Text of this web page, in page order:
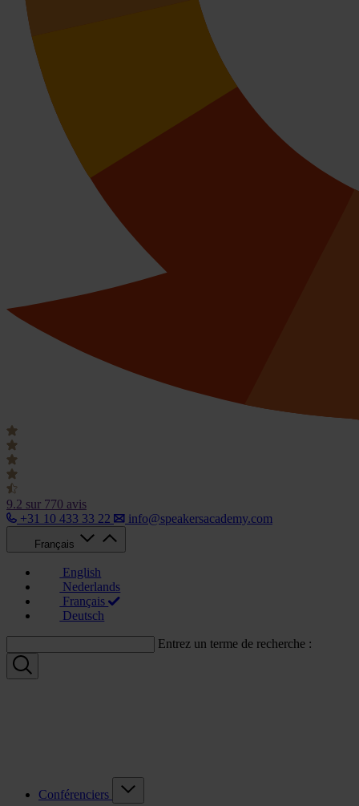
9.2 sur 770 avis
+31 10 433 33 22
info@speakersacademy.com
Français
English
Nederlands
Français
Deutsch
Entrez un terme de recherche :
Conférenciers